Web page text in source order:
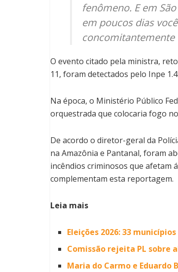
fenômeno. E em
em poucos dias
concomitantemente
O evento citado pela ministra,
11, foram detectados pelo Inpe
Na época, o Ministério Público
orquestrada que colocaria fogo
De acordo o diretor-geral da
na Amazônia e Pantanal, foram
incêndios criminosos que afetam
complementam esta reportagem.
Leia mais
Eleições 2026: 33
Comissão rejeita PL sobre
Maria do Carmo e